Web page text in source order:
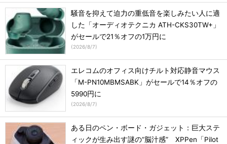
騒音を抑えて迫力の重低音を楽しみたい人に適
した「オーディオテクニカ ATH-CKS30TW+」
がセールで21％オフの1万円に
(2026/8/7)
エレコムのオフィス向けチルト対応静音マウス
「M-PN10MBMSABK」がセールで14％オフの
5990円に
(2026/8/7)
ある日のペン・ボード・ガジェット：巨大ステ
ィックが生み出す謎の“脳汁感” XPPen「Pilot